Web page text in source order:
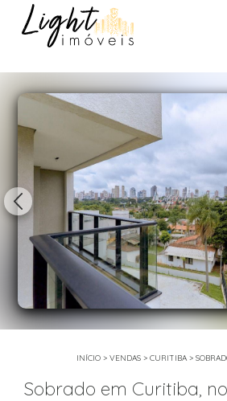
INÍCIO > VENDAS > CURITIBA >
Sobrado em Curitiba,